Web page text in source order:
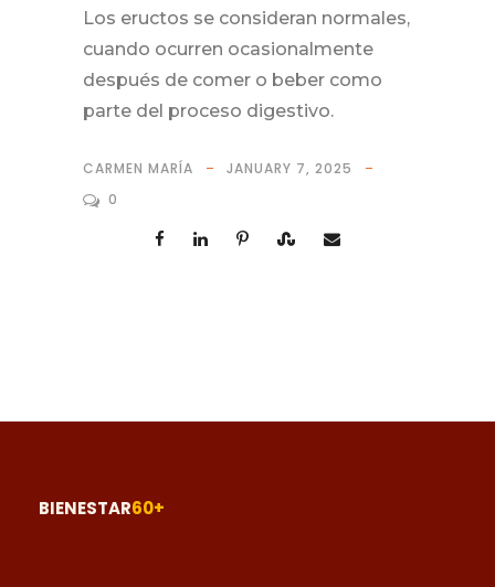
Los eructos se consideran normales,
cuando ocurren ocasionalmente
después de comer o beber como
parte del proceso digestivo.
CARMEN MARÍA
JANUARY 7, 2025
0
BIENESTAR60+